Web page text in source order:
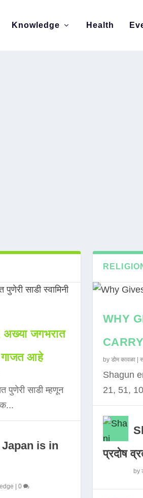
Knowledge Health
जगभरात
गाजत आहे
साडी म्हणून
is in
|0
WHY
by डोम कावळा|
Shagun
21, 51,
प्रदोष
by